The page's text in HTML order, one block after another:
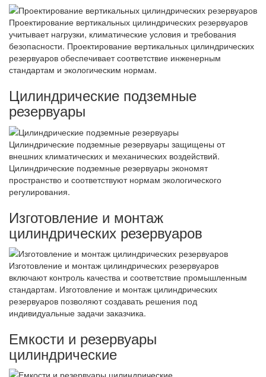
Проектирование вертикальных цилиндрических резервуаров
учитывает нагрузки, климатические условия и требования
безопасности. Проектирование вертикальных цилиндрических
резервуаров обеспечивает соответствие инженерным
стандартам и экологическим нормам.
Цилиндрические подземные
резервуары
Цилиндрические подземные резервуары защищены от
внешних климатических и механических воздействий.
Цилиндрические подземные резервуары экономят
пространство и соответствуют нормам экологического
регулирования.
Изготовление и монтаж
цилиндрических резервуаров
Изготовление и монтаж цилиндрических резервуаров
включают контроль качества и соответствие промышленным
стандартам. Изготовление и монтаж цилиндрических
резервуаров позволяют создавать решения под
индивидуальные задачи заказчика.
Емкости и резервуары
цилиндрические